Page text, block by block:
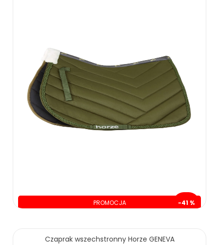
PROMOCJA -41 %
Czaprak wszechstronny Horze GENEVA